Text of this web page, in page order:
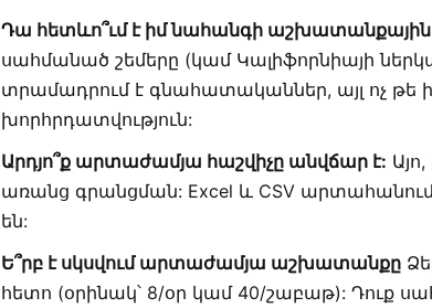
Դա հետևո՞ւմ է իմ նահանգի աշխատանքային
սահմանած շեմերը (կամ Կալիֆորնիայի
տրամադրում է գնահատականներ, այլ ոչ
խորհրդատվություն:
Արդյո՞ք արտաժամյա հաշվիչը անվճար է:
առանց գրանցման: Excel և CSV
են:
Ե՞րբ է սկսվում արտաժամյա աշխատանքը
հետո (օրինակ՝ 8/օր կամ 40/շաբաթ): Դուք